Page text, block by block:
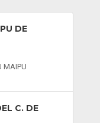
DE
MAIPU
C. DE